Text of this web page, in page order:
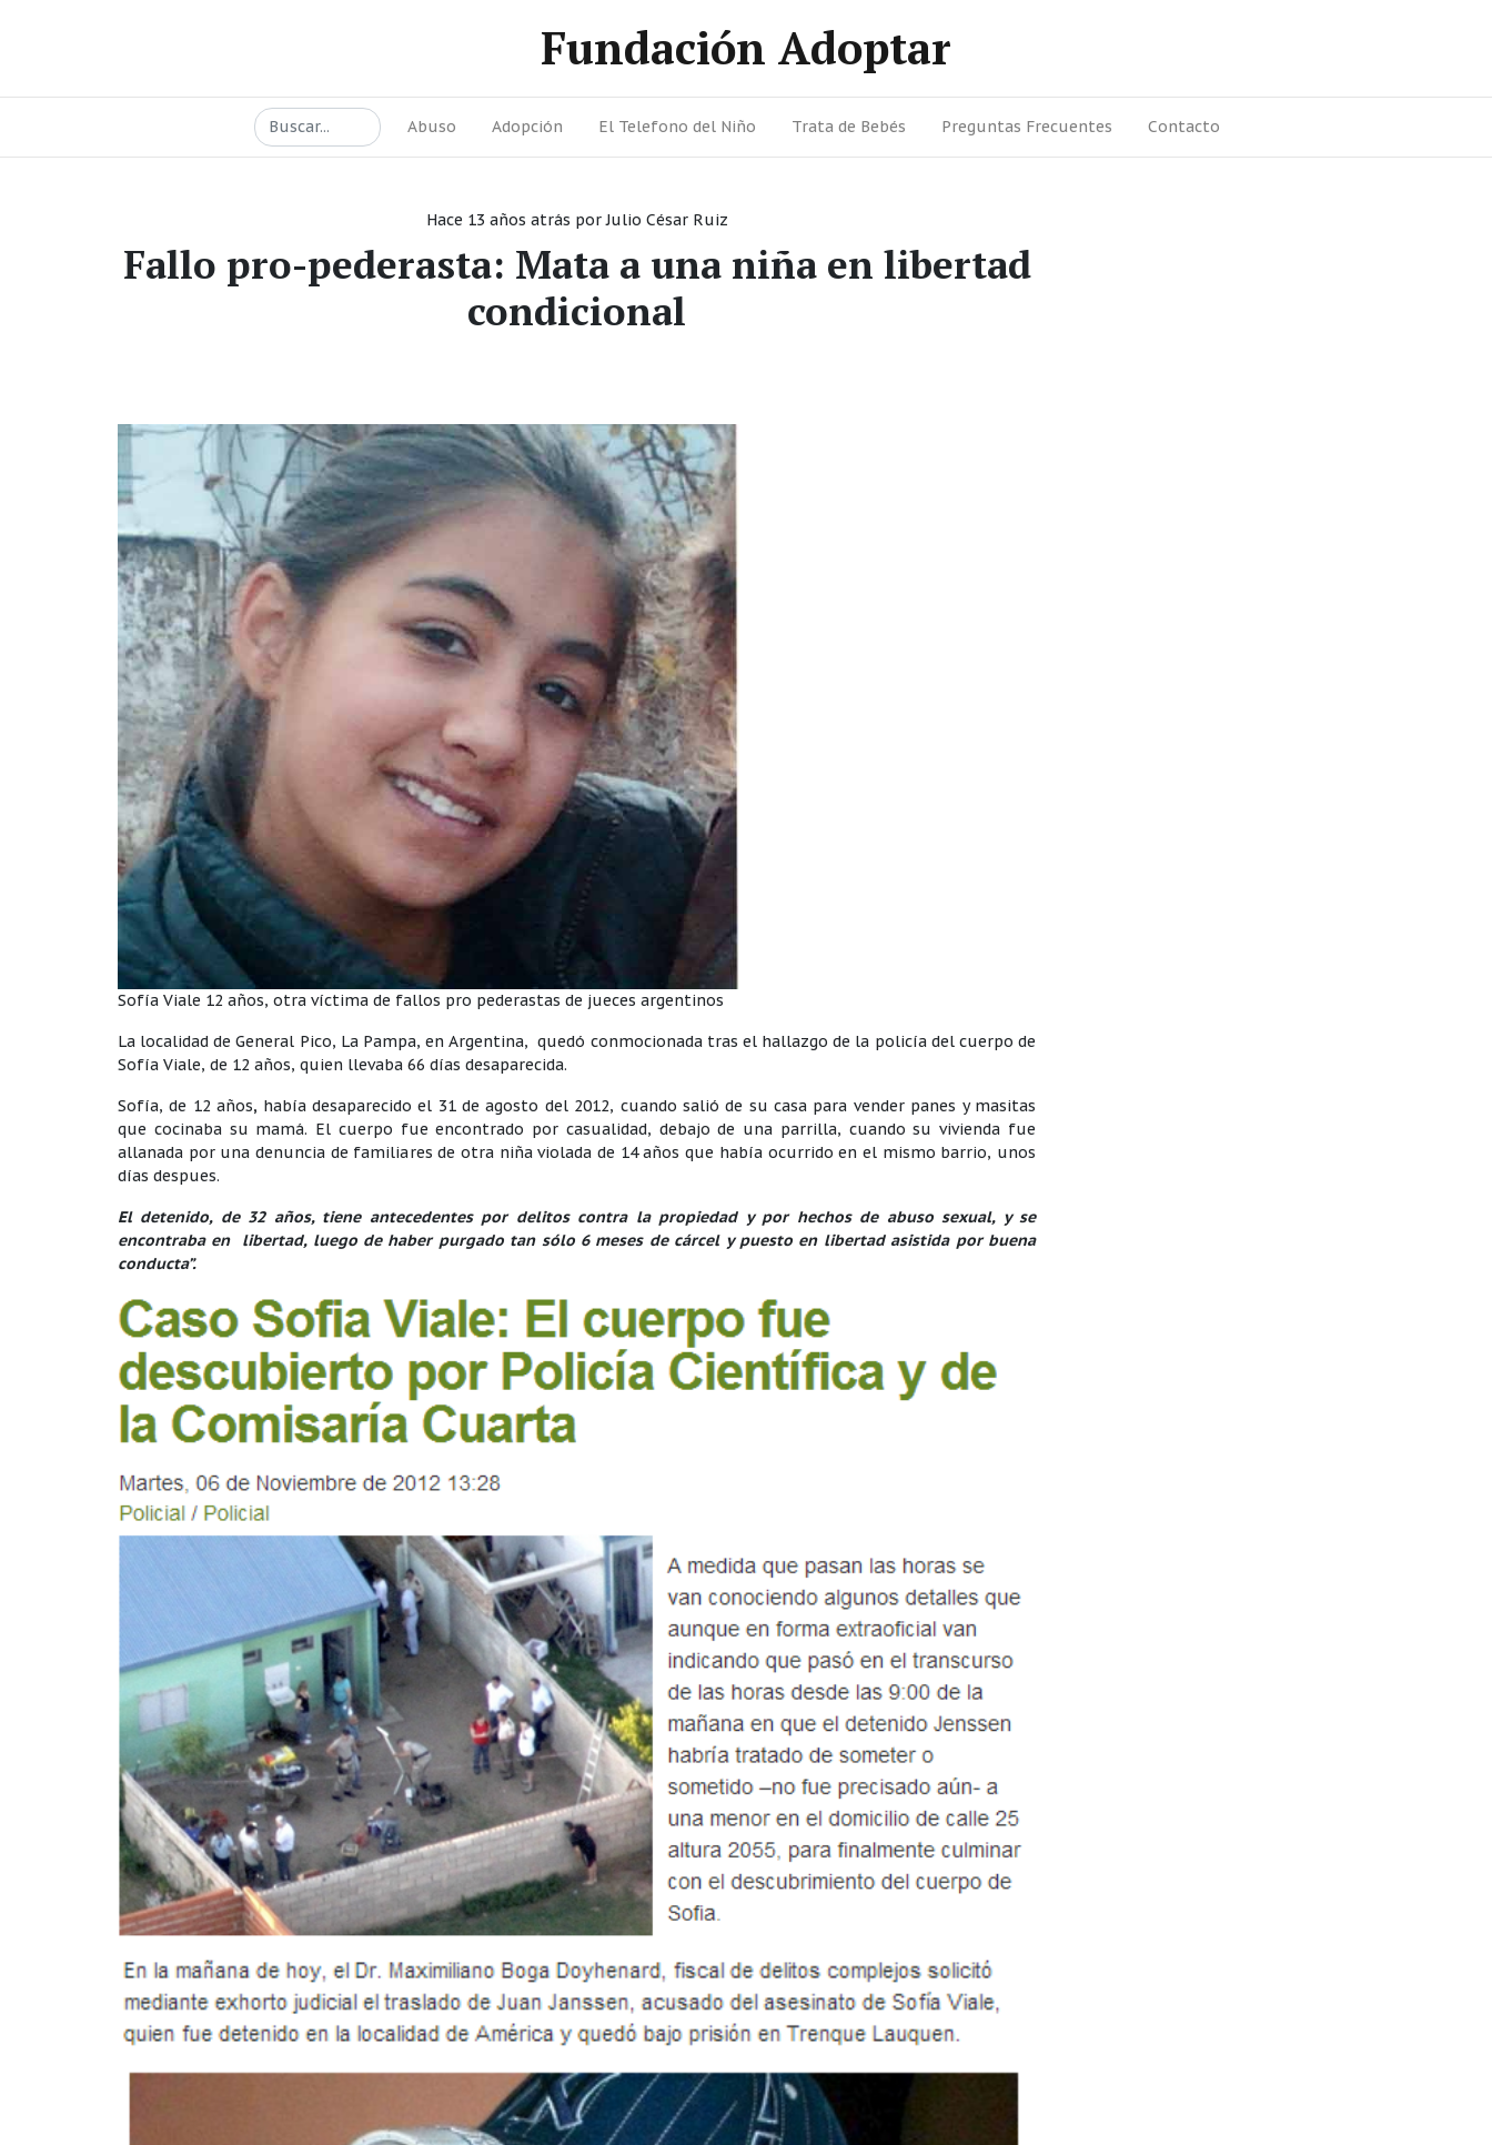
Fundación Adoptar
Abuso Adopción El Telefono del Niño Trata de Bebés Preguntas Frecuentes Contacto
Hace 13 años atrás porJulio César Ruiz
Fallo pro-pederasta: Mata a una niña en libertad
condicional
Sofía Viale 12 años, otra víctima de fallos pro pederastas de jueces argentinos
La localidad de General Pico, La Pampa, en Argentina, quedó conmocionada tras el hallazgo de la policía del cuerpo de
Sofía Viale, de 12 años, quien llevaba 66 días desaparecida.
Sofía, de 12 años, había desaparecido el 31 de agosto del 2012, cuando salió de su casa para vender panes y masitas
que cocinaba su mamá. El cuerpo fue encontrado por casualidad, debajo de una parrilla, cuando su vivienda fue
allanada por una denuncia de familiares de otra niña violada de 14 años que había ocurrido en el mismo barrio, unos
días despues.
El detenido, de 32 años, tiene antecedentes por delitos contra la propiedad y por hechos de abuso sexual, y se
encontraba en libertad, luego de haber purgado tan sólo 6 meses de cárcel y puesto en libertad asistida por buena
conducta”.